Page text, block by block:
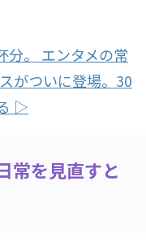
分。 エンタメの常
がついに登場。30
▷
常を見直すと